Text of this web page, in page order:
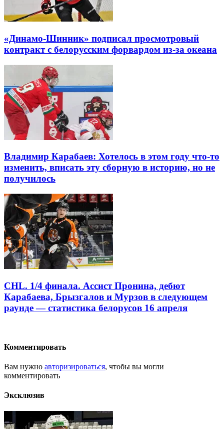
«Динамо-Шинник» подписал просмотровый
контракт с белорусским форвардом из-за океана
Владимир Карабаев: Хотелось в этом году что-то
изменить, вписать эту сборную в историю, но не
получилось
CHL. 1/4 финала. Ассист Пронина, дебют
Карабаева, Брызгалов и Мурзов в следующем
раунде — статистика белорусов 16 апреля
Комментировать
Вам нужно авторизироваться, чтобы вы могли
комментировать
Эксклюзив